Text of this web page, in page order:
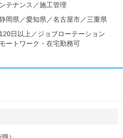
テナンス／施工管理
岡県／愛知県／名古屋市／三重県
日以上／ジョブローテーション
ートワーク・在宅勤務可